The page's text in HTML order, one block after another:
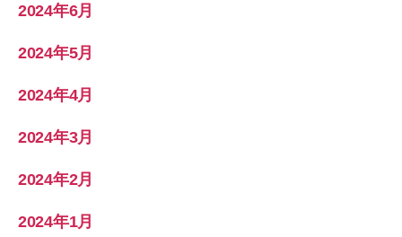
2024年6月
2024年5月
2024年4月
2024年3月
2024年2月
2024年1月